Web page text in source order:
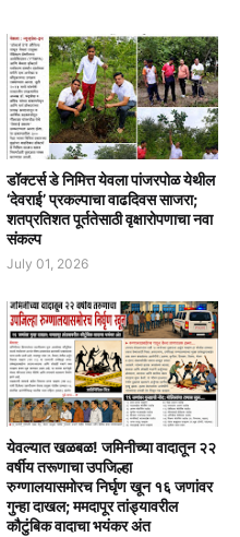
डॉक्टर्स डे निमित्त येवला पांजरपोळ येथील
‘देवराई’ प्रकल्पाचा वाढदिवस साजरा;
शतप्रतिशत पूर्ततेसाठी वृक्षारोपणाचा नवा
संकल्प
July 01, 2026
येवल्यात खळबळ! जमिनीच्या वादातून २२
वर्षीय तरूणाचा उपजिल्हा
रुग्णालयासमोरच निर्घृण खून १६ जणांवर
गुन्हा दाखल; ममदापूर तांड्यावरील
कौटुंबिक वादाचा भयंकर अंत